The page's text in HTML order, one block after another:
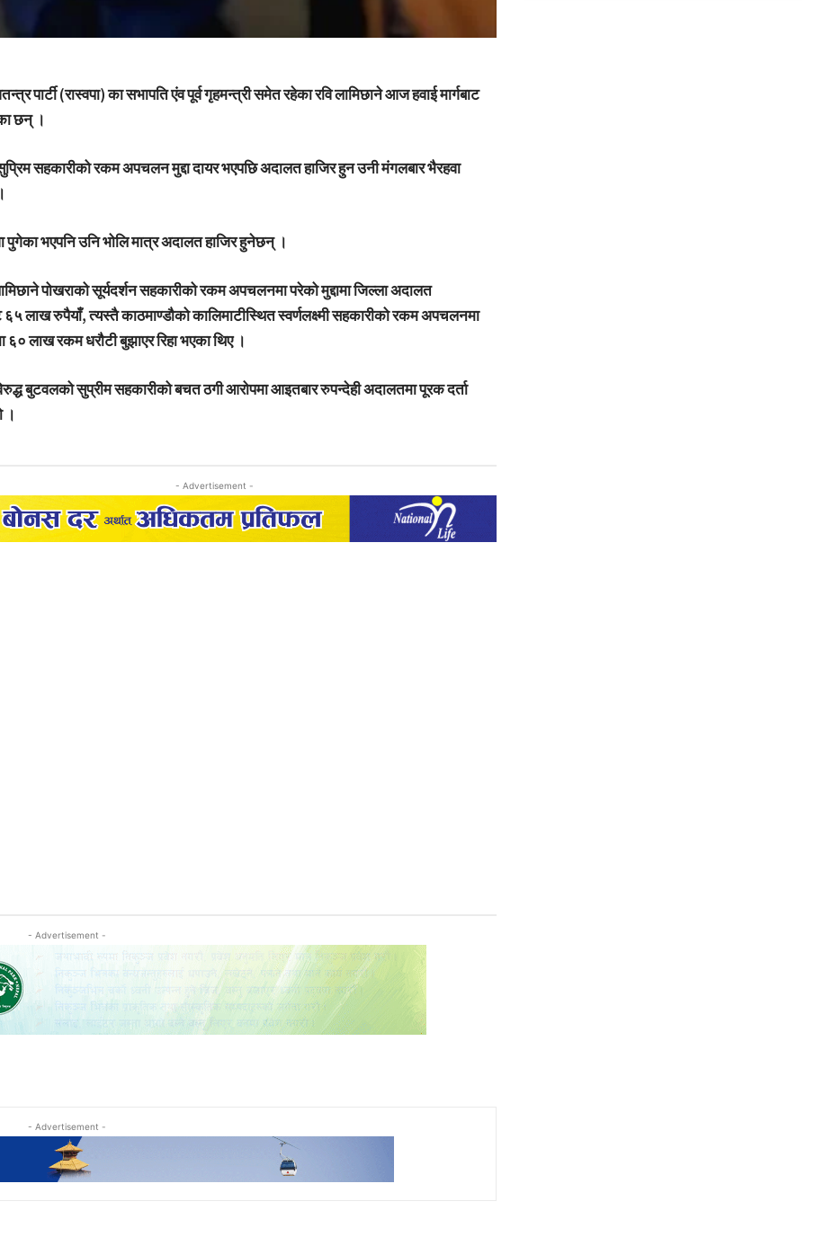
पार्टी (रास्वपा) का सभापति एंव पूर्व गृहमन्त्री समेत रहेका रवि लामिछाने आज हवाई मार्गबाट
छन् ।
सहकारीको रकम अपचलन मुद्दा दायर भएपछि अदालत हाजिर हुन उनी मंगलबार भैरहवा
भएपनि उनि भोलि मात्र अदालत हाजिर हुनेछन् ।
पोखराको सूर्यदर्शन सहकारीको रकम अपचलनमा परेको मुद्दामा जिल्ला अदालत
६५ लाख रुपैयाँ, त्यस्तै काठमाण्डौको कालिमाटीस्थित स्वर्णलक्ष्मी सहकारीको रकम अपचलनमा
६० लाख रकम धरौटी बुझाएर रिहा भएका थिए ।
बुटवलको सुप्रीम सहकारीको बचत ठगी आरोपमा आइतबार रुपन्देही अदालतमा पूरक दर्ता
।
- Advertisement -
- Advertisement -
- Advertisement -